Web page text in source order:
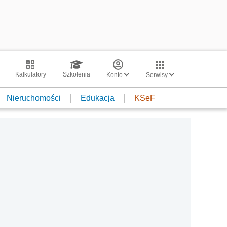
Kalkulatory Szkolenia Konto Serwisy
Nieruchomości Edukacja KSeF